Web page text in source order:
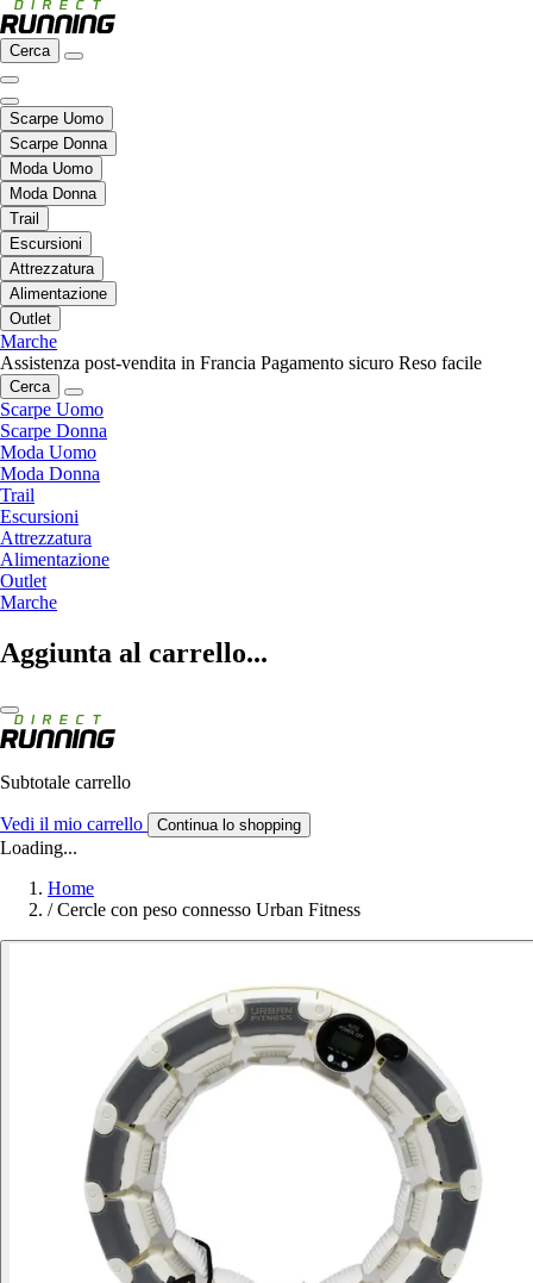
Cerca
Scarpe Uomo
Scarpe Donna
Moda Uomo
Moda Donna
Trail
Escursioni
Attrezzatura
Alimentazione
Outlet
Marche
Assistenza post-vendita in Francia Pagamento sicuro Reso facile
Cerca
Scarpe Uomo
Scarpe Donna
Moda Uomo
Moda Donna
Trail
Escursioni
Attrezzatura
Alimentazione
Outlet
Marche
Aggiunta al carrello...
Subtotale carrello
Vedi il mio carrello Continua lo shopping
Loading...
Home
/ Cercle con peso connesso Urban Fitness